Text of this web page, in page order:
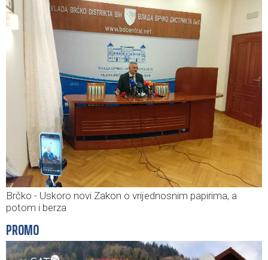
Brčko - Uskoro novi Zakon o vrijednosnim papirima, a
potom i berza
PROMO